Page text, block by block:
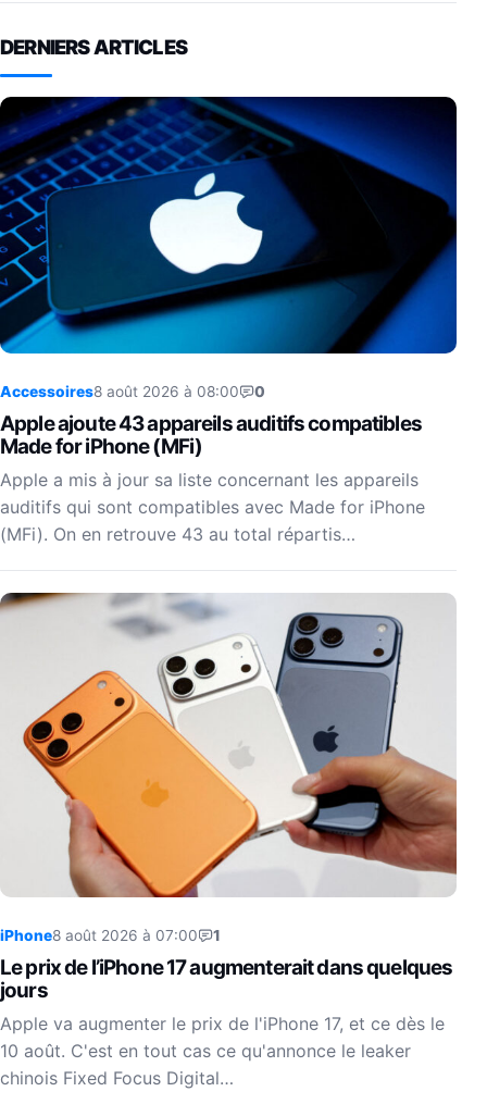
DERNIERS ARTICLES
Accessoires8 août 2026 à 08:00 0
Apple ajoute 43 appareils auditifs compatibles
Made for iPhone (MFi)
Apple a mis à jour sa liste concernant les appareils
auditifs qui sont compatibles avec Made for iPhone
(MFi). On en retrouve 43 au total répartis…
iPhone8 août 2026 à 07:00 1
Le prix de l’iPhone 17 augmenterait dans quelques
jours
Apple va augmenter le prix de l'iPhone 17, et ce dès le
10 août. C'est en tout cas ce qu'annonce le leaker
chinois Fixed Focus Digital…